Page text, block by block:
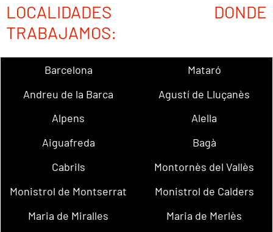
LOCALIDADES DONDE
TRABAJAMOS:
Barcelona
Mataró
Andreu de la Barca
Agustí de Lluçanès
Alpens
Alella
Aiguafreda
Bagà
Cabrils
Montornès del Vallès
Monistrol de Montserrat
Monistrol de Calders
Maria de Miralles
Maria de Merlès